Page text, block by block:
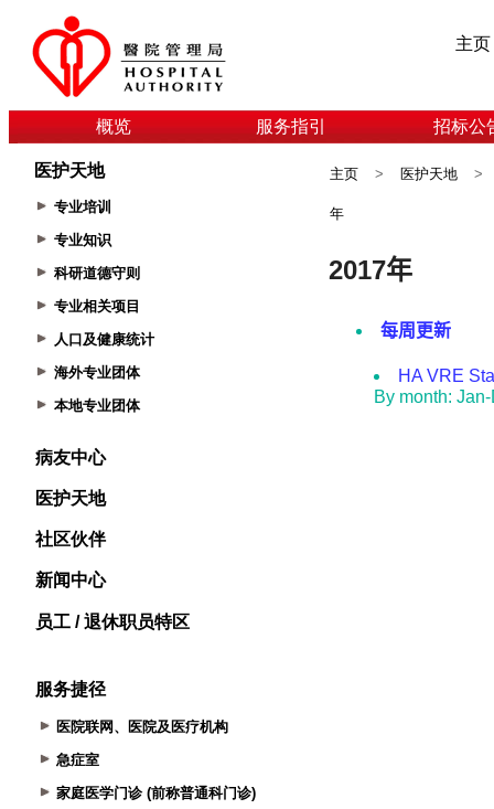
主页
概览 服务指引 招标公
医护天地
专业培训
专业知识
科研道德守则
专业相关项目
人口及健康统计
海外专业团体
本地专业团体
病友中心
医护天地
社区伙伴
新闻中心
员工 / 退休职员特区
服务捷径
医院联网、医院及医疗机构
急症室
家庭医学门诊 (前称普通科门诊)
主页 > 医护天地 >
年